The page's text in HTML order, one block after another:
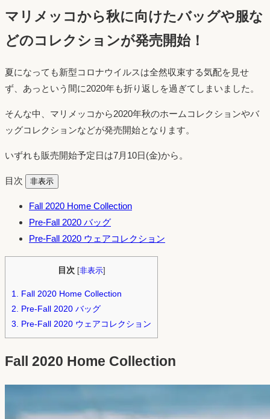
日：
マリメッコから秋に向けたバッグや服な
どのコレクションが発売開始！
夏になっても新型コロナウイルスは全然収束する気配を見せ
ず、あっという間に2020年も折り返しを過ぎてしまいました。
そんな中、マリメッコから2020年秋のホームコレクションやバ
ッグコレクションなどが発売開始となります。
いずれも販売開始予定日は7月10日(金)から。
目次 非表示
Fall 2020 Home Collection
Pre-Fall 2020 バッグ
Pre-Fall 2020 ウェアコレクション
目次 [非表示]
1.
Fall 2020 Home Collection
2.
Pre-Fall 2020 バッグ
3.
Pre-Fall 2020 ウェアコレクション
Fall 2020 Home Collection